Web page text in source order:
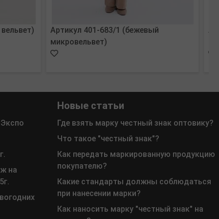
Артикул 401-683/1 (бежевый
микровельвет)
на
Новые статьи
Где взять марку честный знак оптовику?
Что такое "честный знак"?
Как передать маркированную продукцию
покупателю?
Какие стандарты должны соблюдаться
при нанесении марки?
Как наносить марку "честный знак" на